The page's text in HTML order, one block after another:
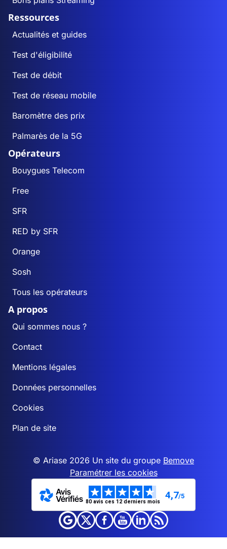
Ressources
Actualités et guides
Test d'éligibilité
Test de débit
Test de réseau mobile
Baromètre des prix
Palmarès de la 5G
Opérateurs
Bouygues Telecom
Free
SFR
RED by SFR
Orange
Sosh
Tous les opérateurs
A propos
Qui sommes nous ?
Contact
Mentions légales
Données personnelles
Cookies
Plan de site
© Ariase 2026 Un site du groupe Bemove
Paramétrer les cookies
80 avis ces 12 derniers mois
4,7/5